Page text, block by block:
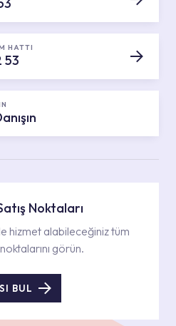
HATTI
53
Noktaları
hizmet alabileceğiniz tüm
görün.
BUL